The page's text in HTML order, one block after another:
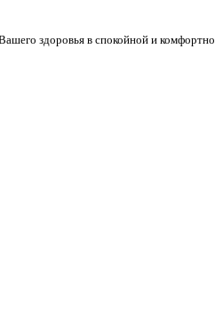
здоровья в спокойной и